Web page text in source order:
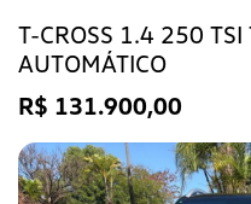
T-CROSS 1.4 250 TSI
AUTOMÁTICO
R$ 131.900,00